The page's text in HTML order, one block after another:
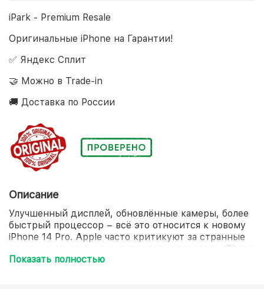
iPark - Premium Resale
Оригинальные iPhone на Гарантии!
✅ Яндекс Сплит
🤝 Можно в Trade-in
🚚 Доставка по России
Описание
Улучшенный дисплей, обновлённые камеры, более
быстрый процессор – всё это относится к новому
iPhone 14 Pro. Apple часто критикуют за странные
решения, но ещё чаще пытаются копировать. iPhone
всегда задаёт тренды на рынке смартфонов, и
Показать полностью